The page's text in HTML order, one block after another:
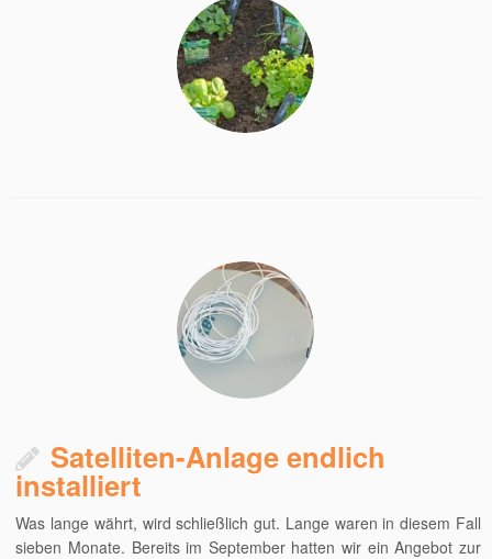
Satelliten-Anlage endlich
installiert
Was lange währt, wird schließlich gut. Lange waren in diesem Fall
sieben Monate. Bereits im September hatten wir ein Angebot zur